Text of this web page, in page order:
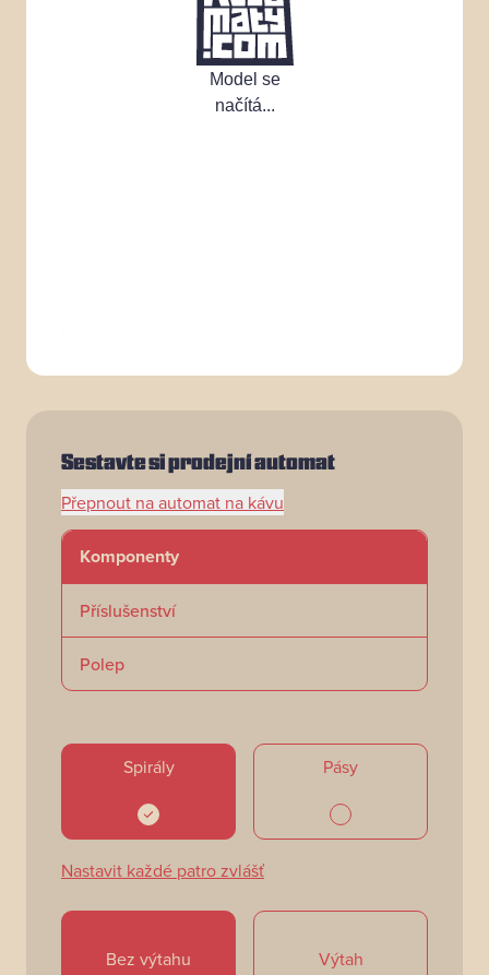
Model se
načítá...
Sestavte si prodejní automat
Přepnout na automat na kávu
Komponenty
Příslušenství
Polep
Spirály Pásy
Nastavit každé patro zvlášť
Bez výtahu Výtah